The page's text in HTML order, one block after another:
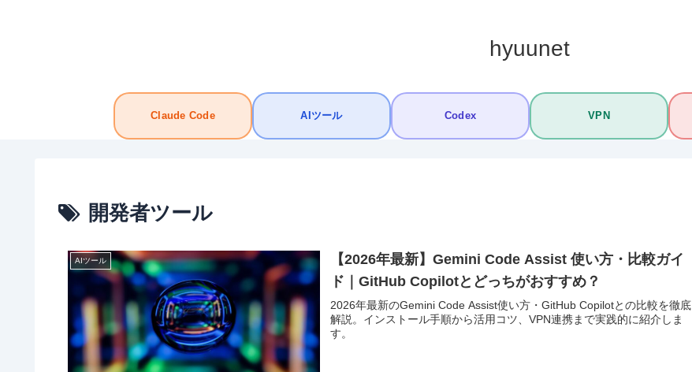
hyuunet
Claude Code AIツール Codex VPN
開発者ツール
AIツール
【2026年最新】Gemini Code Assist 使い方・比較ガイ
ド｜GitHub Copilotとどっちがおすすめ？
2026年最新のGemini Code Assist使い方・GitHub Copilotとの比較を徹底
解説。インストール手順から活用コツ、VPN連携まで実践的に紹介しま
す。